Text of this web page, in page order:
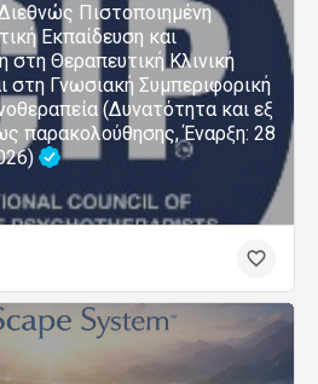
Πιστοποιημένη
Εκπαίδευση και
στη Θεραπευτική Κλινική
στη Γνωσιακή Συμπεριφορική
(Δυνατότητα και εξ
παρακολούθησης, Έναρξη: 28